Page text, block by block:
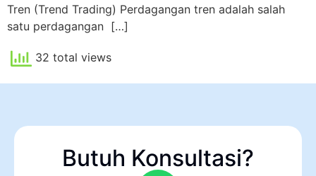
Tren (Trend Trading) Perdagangan tren adalah salah
satu perdagangan […]
32 total views
Butuh Konsultasi?